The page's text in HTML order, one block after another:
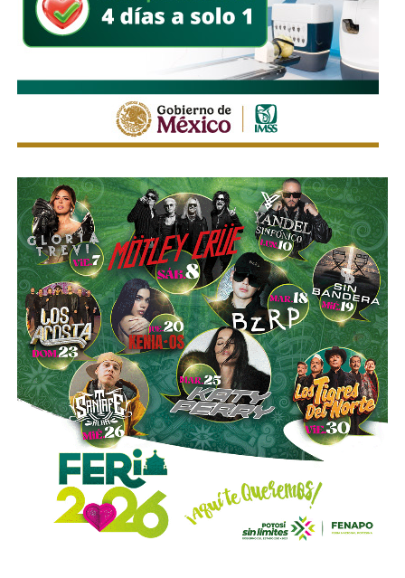
locales establecen y eso deja a los operadores en estado
de indefensión”, señaló.
Respecto a la llegada de nuevas plataformas digitales al
estado, Martínez Acosta consideró que la
competencia representa una oportunidad para
mejorar la calidad del servicio de transporte.
“Hoy el gremio del taxismo entiende que la competencia
es buena. Ellos estarán tratando de mejorar y brindar un
mejor servicio, mientras que la ciudadanía podrá elegir la
opción que considere más conveniente”, comentó.
La titular de la SCT reiteró que, mientras Uber no complete
el procedimiento administrativo y cumpla con las
obligaciones previstas en la ley, la plataforma no podrá
prestar el servicio de transporte en San Luis Potosí.
También lee:Ya es oficial: MiTaxi será la plataforma oficial
de transporte de la Fenapo 2026